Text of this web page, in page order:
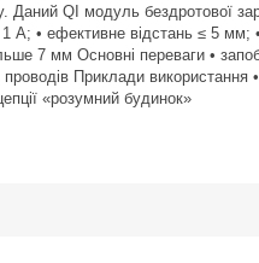
Даний QI модуль бездротової
1 А; • ефективне відстань ≤ 5 мм;
7 мм Основні переваги •
Приклади використання
«розумний будинок»